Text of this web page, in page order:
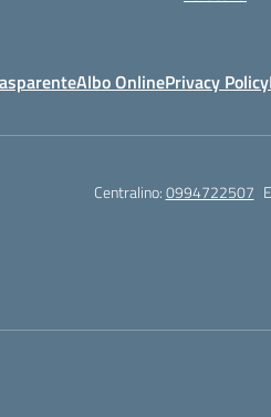
Albo OnlinePrivacy Policy
Centralino:0994722507